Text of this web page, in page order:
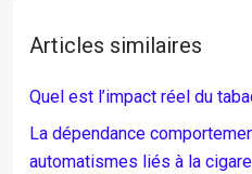
Articles similaires
Quel est l’impact réel du
La dépendance
automatismes liés à la